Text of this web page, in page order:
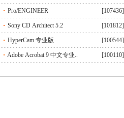
Pro/ENGINEER [107436]
Sony CD Architect 5.2 [101812]
HyperCam 专业版 [100544]
Adobe Acrobat 9 中文专业.. [100110]